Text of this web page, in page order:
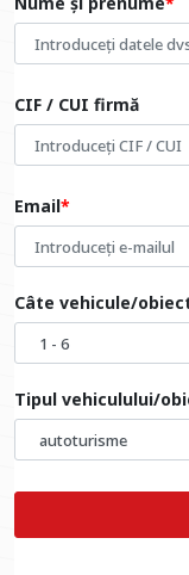
CIF / CUI firmă
Email
Câte vehicule/
Tipul vehiculului/